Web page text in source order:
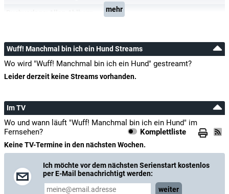
mehr
Wuff! Manchmal bin ich ein Hund Streams
Wo wird "Wuff! Manchmal bin ich ein Hund" gestreamt?
Leider derzeit keine Streams vorhanden.
Im TV
Wo und wann läuft "Wuff! Manchmal bin ich ein Hund" im
Fernsehen?
Komplettliste
Keine TV-Termine in den nächsten Wochen.
Ich möchte vor dem nächsten Serienstart kostenlos
per E-Mail benachrichtigt werden:
weiter